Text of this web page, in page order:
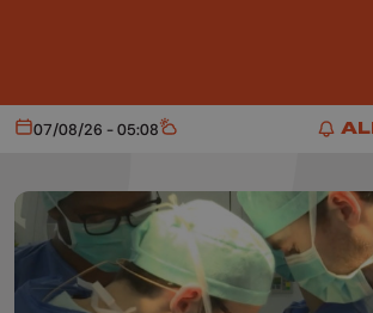
Aujourd'hui
07/08/26 - 05:08 Météo